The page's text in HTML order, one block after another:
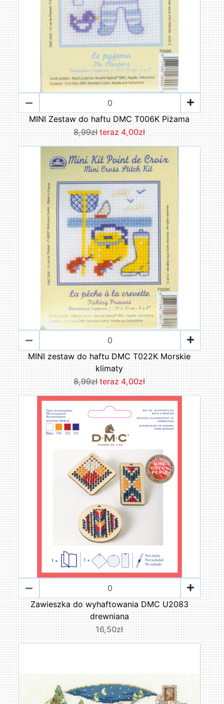
MINI Zestaw do haftu DMC T006K Piżama
8,99zł teraz 4,00zł
MINI zestaw do haftu DMC T022K Morskie
klimaty
8,99zł teraz 4,00zł
Zawieszka do wyhaftowania DMC U2083
drewniana
16,50zł